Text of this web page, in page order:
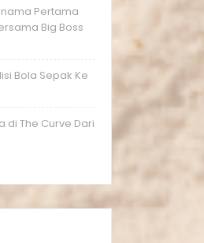
Pertama
Big Boss
Bola Sepak Ke
di The Curve Dari